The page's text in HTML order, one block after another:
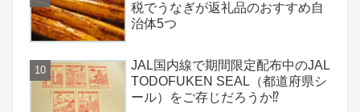
税でうなぎが返礼品のおすすめ自
治体5つ
JAL国内線で期間限定配布中のJAL
TODOFUKEN SEAL（都道府県シ
ール）をご存じだろうか⁉